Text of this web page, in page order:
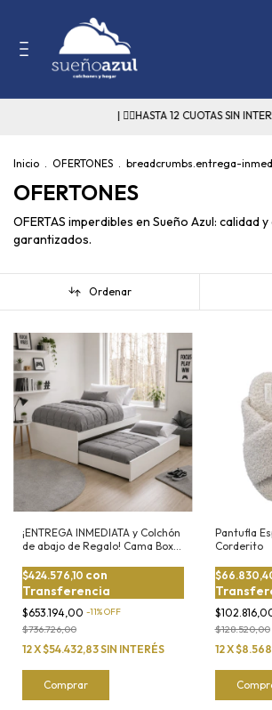
| 👉🏻HASTA 12 CUOTAS SIN INTERES💳🤩 | o
Inicio . OFERTONES . breadcrumbs.entrega-
OFERTONES
OFERTAS imperdibles en Sueño Azul: calidad
garantizados.
Ordenar
¡ENTREGA INMEDIATA y Colchón
de abajo de Regalo! Cama Box
$653.194,00 -11%OFF
$736.726,00
$424.576,10 con
Transferencia
12X$54.432,83SIN INTERÉS
Comprar
Pantufla
Corderito
$128.520,00
12X